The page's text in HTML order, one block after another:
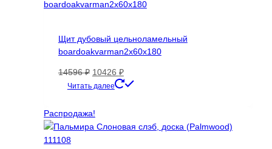
Щит дубовый цельноламельный
boardoakvarman2x60x180
14596₽ Первоначальная
цена
14596 ₽.
10426 ₽Текущая
цена:
Читать далее
Распродажа!